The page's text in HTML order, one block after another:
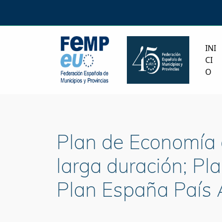
INI
CI
O
Plan de
larga duración;
Plan España País